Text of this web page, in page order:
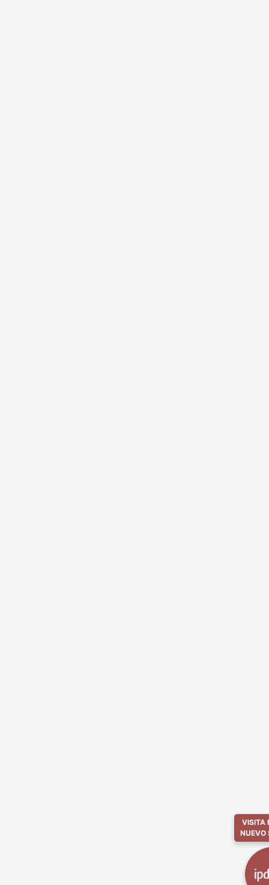
VISITA
NUEVO